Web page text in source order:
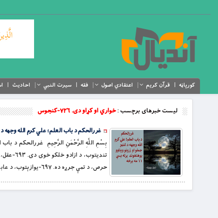
کورپاڼه قرآن کریم اعتقادي اصول فقه سیرت النبي احادیث
لیست خبرهای برچسب :خواري او کړاو دی. ۷۲۶-کنجوس
غررالحکم د باب العلم؛ علي کرم الله وجهه د
حرص، د تمې جرړه ده. ۶۹۷-یوازېتوب، د عابدانو سوکالي او هوساینه ده. […]